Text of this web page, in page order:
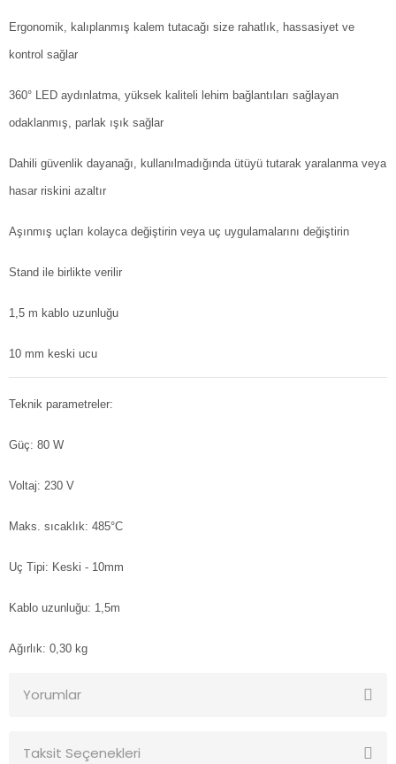
Ergonomik, kalıplanmış kalem tutacağı size rahatlık, hassasiyet ve
kontrol sağlar
360° LED aydınlatma, yüksek kaliteli lehim bağlantıları sağlayan
odaklanmış, parlak ışık sağlar
Dahili güvenlik dayanağı, kullanılmadığında ütüyü tutarak yaralanma veya
hasar riskini azaltır
Aşınmış uçları kolayca değiştirin veya uç uygulamalarını değiştirin
Stand ile birlikte verilir
1,5 m kablo uzunluğu
10 mm keski ucu
Teknik parametreler:
Güç: 80 W
Voltaj: 230 V
Maks. sıcaklık: 485°C
Uç Tipi: Keski - 10mm
Kablo uzunluğu: 1,5m
Ağırlık: 0,30 kg
Yorumlar
Taksit Seçenekleri